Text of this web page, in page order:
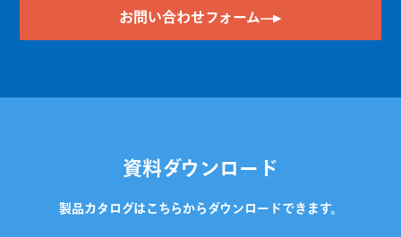
お問い合わせフォーム
資料ダウンロード
製品カタログはこちらからダウンロードできます。